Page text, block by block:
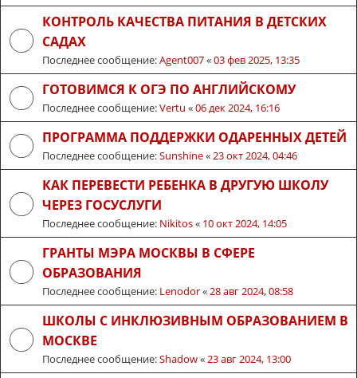
КОНТРОЛЬ КАЧЕСТВА ПИТАНИЯ В ДЕТСКИХ
САДАХ
Последнее сообщение:Agent007«03 фев 2025, 13:35
ГОТОВИМСЯ К ОГЭ ПО АНГЛИЙСКОМУ
Последнее сообщение:Vertu «06 дек 2024, 16:16
ПРОГРАММА ПОДДЕРЖКИ ОДАРЕННЫХ ДЕТЕЙ
Последнее сообщение:Sunshine« 23 окт 2024, 04:46
КАК ПЕРЕВЕСТИ РЕБЕНКА В ДРУГУЮ ШКОЛУ
ЧЕРЕЗ ГОСУСЛУГИ
Последнее сообщение: Nikitos« 10 окт 2024, 14:05
ГРАНТЫ МЭРА МОСКВЫ В СФЕРЕ
ОБРАЗОВАНИЯ
Последнее сообщение: Lenodor« 28 авг 2024, 08:58
ШКОЛЫ С ИНКЛЮЗИВНЫМ ОБРАЗОВАНИЕМ В
МОСКВЕ
Последнее сообщение:Shadow« 23 авг 2024, 13:00